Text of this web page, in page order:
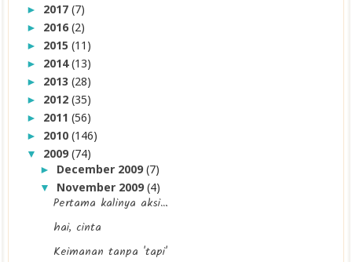
► 2017(7)
► 2016(2)
► 2015(11)
► 2014(13)
► 2013(28)
► 2012(35)
► 2011(56)
► 2010(146)
▼ 2009(74)
► December 2009(7)
▼ November 2009(4)
Pertama kalinya aksi…
hai, cinta
Keimanan tanpa 'tapi'